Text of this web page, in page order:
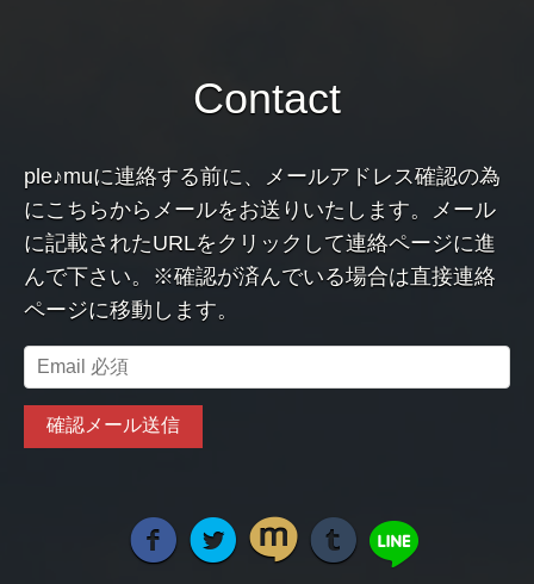
Contact
ple♪muに連絡する前に、メールアドレス確認の為
にこちらからメールをお送りいたします。メール
に記載されたURLをクリックして連絡ページに進
んで下さい。※確認が済んでいる場合は直接連絡
ページに移動します。